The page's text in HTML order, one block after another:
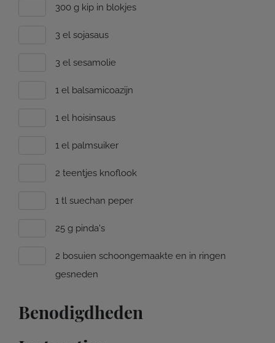
300 g kip in blokjes
3 el sojasaus
3 el sesamolie
1 el balsamicoazijn
1 el hoisinsaus
1 el palmsuiker
2 teentjes knoflook
1 tl suechan peper
25 g pinda's
2 bosuien schoongemaakte en in ringen
gesneden
Benodigdheden